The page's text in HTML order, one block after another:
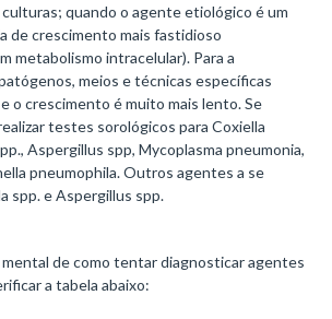
quando o agente etiológico é um
de crescimento mais fastidioso
metabolismo intracelular). Para a
meios e técnicas específicas
o crescimento é muito mais lento. Se
testes sorológicos para Coxiella
Aspergillus spp, Mycoplasma pneumonia,
pneumophila. Outros agentes a se
spp. e Aspergillus spp.
mental de como tentar diagnosticar agentes
a tabela abaixo: